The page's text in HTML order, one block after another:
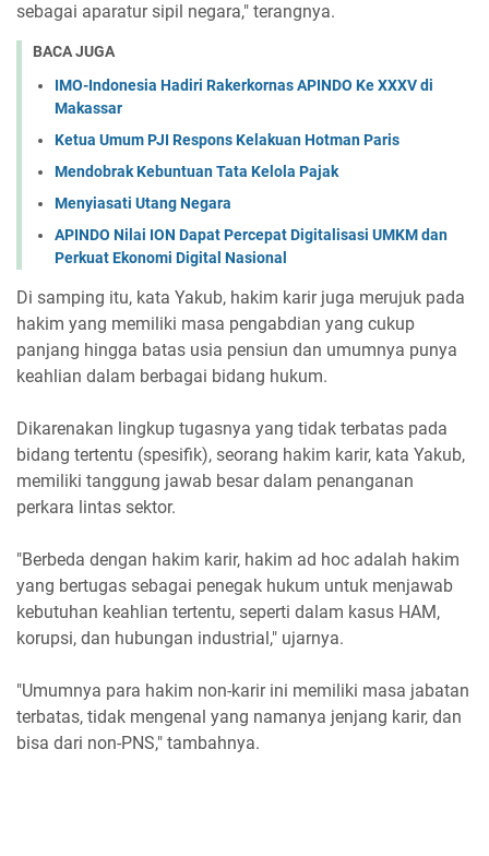
sebagai aparatur sipil negara," terangnya.
BACA JUGA
IMO-Indonesia Hadiri Rakerkornas APINDO Ke XXXV di
Makassar
Ketua Umum PJI Respons Kelakuan Hotman Paris
Mendobrak Kebuntuan Tata Kelola Pajak
Menyiasati Utang Negara
APINDO Nilai ION Dapat Percepat Digitalisasi UMKM dan
Perkuat Ekonomi Digital Nasional
Di samping itu, kata Yakub, hakim karir juga merujuk pada
hakim yang memiliki masa pengabdian yang cukup
panjang hingga batas usia pensiun dan umumnya punya
keahlian dalam berbagai bidang hukum.
Dikarenakan lingkup tugasnya yang tidak terbatas pada
bidang tertentu (spesifik), seorang hakim karir, kata Yakub,
memiliki tanggung jawab besar dalam penanganan
perkara lintas sektor.
"Berbeda dengan hakim karir, hakim ad hoc adalah hakim
yang bertugas sebagai penegak hukum untuk menjawab
kebutuhan keahlian tertentu, seperti dalam kasus HAM,
korupsi, dan hubungan industrial," ujarnya.
"Umumnya para hakim non-karir ini memiliki masa jabatan
terbatas, tidak mengenal yang namanya jenjang karir, dan
bisa dari non-PNS," tambahnya.